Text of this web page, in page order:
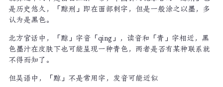
是历史悠久，「黥刑」即在面部刺字，但是一般涂之以墨，多
认为是黑色。
北方官话中，「黥」字音「qing」，读音和「青」字相近，黑
色墨汁在皮肤下也可能呈现一种青色，两者是否有某种联系就
不得而知了。
但吴语中，「黥」不是常用字，发音可能近似